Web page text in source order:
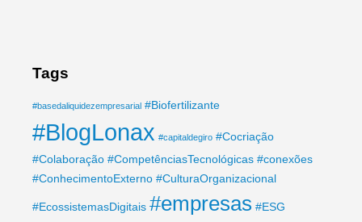
Tags
#basedaliquidezempresarial #Biofertilizante
#BlogLonax #capitaldegiro #Cocriação
#Colaboração #CompetênciasTecnológicas #conexões
#ConhecimentoExterno #CulturaOrganizacional
#EcossistemasDigitais #empresas #ESG